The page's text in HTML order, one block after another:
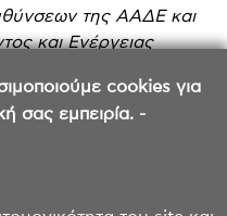
cookies για
σας εμπειρία. -
της ΑΑΔΕ και
και Ενέργειας
αυτών».